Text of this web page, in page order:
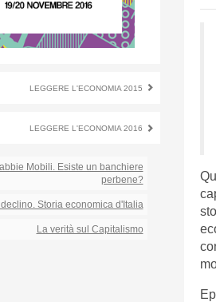
LEGGERE L'ECONOMIA 2015
LEGGERE L'ECONOMIA 2016
Mobili. Esiste un banchiere
perbene?
Storia economica d'Italia
La verità sul Capitalismo